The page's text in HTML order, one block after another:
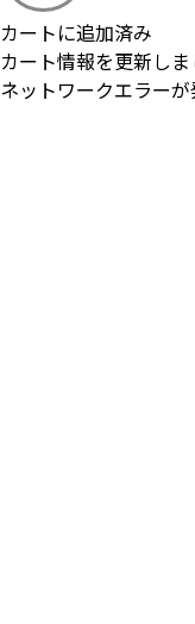
カートに追加済み
カート情報を更新し
ネットワークエラー